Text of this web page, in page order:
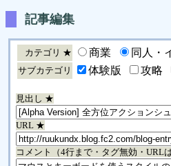
記事編集
カテゴリ ★ 商業 同人・
サブカテゴリ 体験版 攻略
見出し ★
URL ★
コメント（4行まで・タグ無効・URL